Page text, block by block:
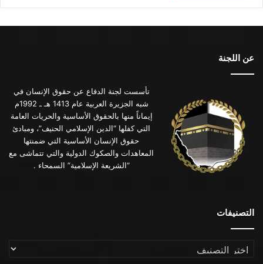
عن اللجنة
تأسست لجنة الدفاع عن حقوق الإنسان في
شبه الجزيرة العربية عام 1413 هـ ـ 1992م
إيماناً منها بالحقوق الأساسية والحريات العامة
التي كفلها “الدين الإسلامي الحنيف”، ومبادئ
حقوق الإنسان الأساسية التي ضمنتها
المعاهدات والصكوك الدولية والتي تتماشى مع
“الشريعة الإسلامية” السمحاء .
التصنيفات
التصنيفات